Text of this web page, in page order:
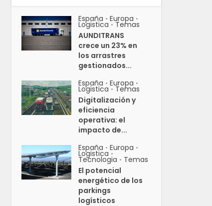
España • Europa •
Logistica • Temas
AUNDITRANS
crece un 23% en
los arrastres
gestionados...
España • Europa •
Logistica • Temas
Digitalización y
eficiencia
operativa: el
impacto de...
España • Europa •
Logistica •
Tecnologia • Temas
El potencial
energético de los
parkings
logísticos